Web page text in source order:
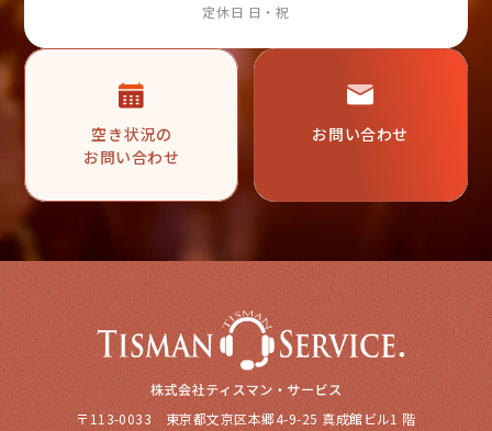
定休日 日・祝
空き状況の
お問い合わせ
お問い合わせ
〒113-0033 東京都文京区本郷4-9-25 真成館ビル1 階